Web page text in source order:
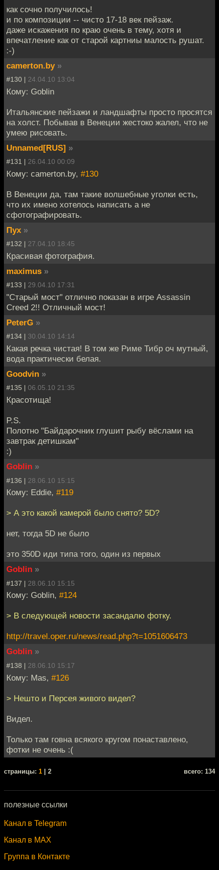
как сочно получилось!
и по композиции -- чисто 17-18 век пейзаж.
даже искажения по краю очень в тему, хотя и
впечатление как от старой картниы малость рушат.
:-)
camerton.by »
#130 | 24.04.10 13:04
Кому: Goblin
Итальянские пейзажи и ландшафты просто просятся
на холст. Побывав в Венеции жестоко жалел, что не
умею рисовать.
Unnamed[RUS] »
#131 | 26.04.10 00:09
Кому: camerton.by, #130
В Венеции да, там такие волшебные уголки есть,
что их имено хотелось написать а не
сфотографировать.
Пух »
#132 | 27.04.10 18:45
Красивая фотография.
maximus »
#133 | 29.04.10 17:31
"Старый мост" отлично показан в игре Assassin
Creed 2!! Отличный мост!
PeterG »
#134 | 30.04.10 14:14
Какая речка чистая! В том же Риме Тибр оч мутный,
вода практически белая.
Goodvin »
#135 | 06.05.10 21:35
Красотища!
P.S.
Полотно "Байдарочник глушит рыбу вёслами на
завтрак детишкам"
:)
Goblin »
#136 | 28.06.10 15:15
Кому: Eddie, #119
> А это какой камерой было снято? 5D?
нет, тогда 5D не было
это 350D иди типа того, один из первых
Goblin »
#137 | 28.06.10 15:15
Кому: Goblin, #124
> В следующей новости засандалю фотку.
http://travel.oper.ru/news/read.php?t=1051606473
Goblin »
#138 | 28.06.10 15:17
Кому: Mas, #126
> Нешто и Персея живого видел?
Видел.
Только там говна всякого кругом понаставлено,
фотки не очень :(
cтраницы: 1 | 2 всего: 134
полезные ссылки
Канал в Telegram
Канал в MAX
Группа в Контакте